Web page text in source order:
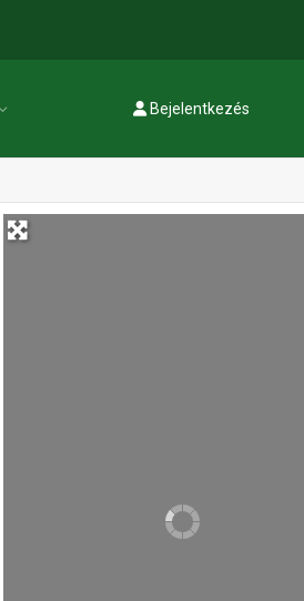
Bejelentkezés
Regisztráció